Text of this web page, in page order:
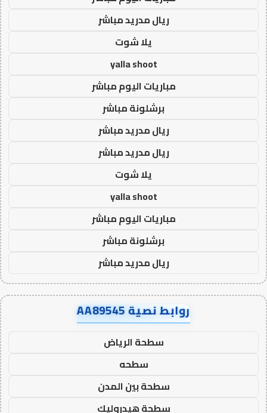
ريال مدريد مباشر
يلا شوت
yalla shoot
مباريات اليوم مباشر
برشلونة مباشر
ريال مدريد مباشر
ريال مدريد مباشر
يلا شوت
yalla shoot
مباريات اليوم مباشر
برشلونة مباشر
ريال مدريد مباشر
روابط نصية AA89545
سطحة الرياض
سطحه
سطحة بين المدن
سطحة هيدروليك